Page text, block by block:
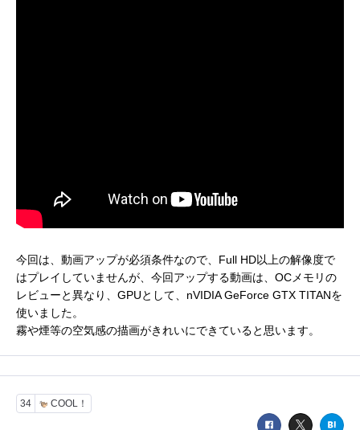
今回は、動画アップが必須条件なので、Full HD以上の解像度で
はプレイしていませんが、今回アップする動画は、OCメモリの
レビューと異なり、GPUとして、nVIDIA GeForce GTX TITANを
使いました。
霧や煙等の空気感の描画がきれいにできていると思います。
34 COOL！